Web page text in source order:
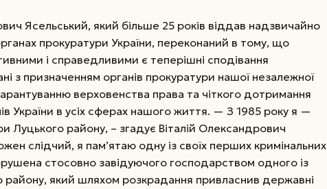
Ясельський, який більше 25 років віддав надзвичайно
прокуратури України, переконаний в тому, що
і справедливими є теперішні сподівання
з призначенням органів прокуратури нашої незалежної
верховенства права та чіткого дотримання
України в усіх сферах нашого життя. — З 1985 року я —
Луцького району, – згадує Віталій Олександрович
слідчий, я пам’ятаю одну із своїх перших кримінальних
стосовно завідуючого господарством одного із
району, який шляхом розкрадання привласнив державні